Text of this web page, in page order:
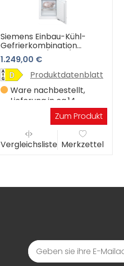
Siemens Einbau-Kühl-
Gefrierkombination
KI87SEDD0 (weiss)
1.249,00 €
Produktdatenblatt
Ware nachbestellt,
Lieferung in ca.14
WerktagenZum Produkt
Vergleichsliste Merkzettel